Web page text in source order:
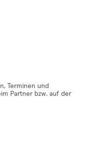
Terminen und
Partner bzw. auf der